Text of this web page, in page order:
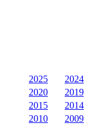
2025
2024
2020
2019
2015
2014
2010
2009